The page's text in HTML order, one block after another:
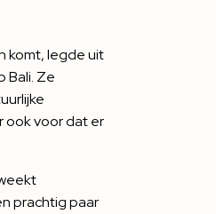
komt, legde uit
Bali. Ze
ook voor dat er
prachtig paar